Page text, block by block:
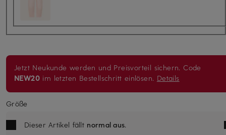
Jetzt Neukunde werden und Preisvorteil sichern. Code
NEW20 im letzten Bestellschritt einlösen. Details
Größe
Dieser Artikel fällt normal aus.